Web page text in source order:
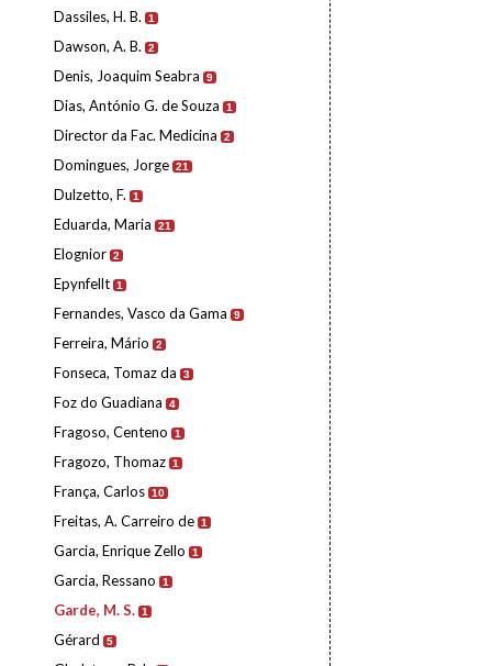
Dassiles, H. B. 1
Dawson, A. B. 2
Denis, Joaquim Seabra 9
Dias, António G. de Souza 1
Director da Fac. Medicina 2
Domingues, Jorge 21
Dulzetto, F. 1
Eduarda, Maria 21
Elognior 2
Epynfellt 1
Fernandes, Vasco da Gama 9
Ferreira, Mário 2
Fonseca, Tomaz da 3
Foz do Guadiana 4
Fragoso, Centeno 1
Fragozo, Thomaz 1
França, Carlos 10
Freitas, A. Carreiro de 1
Garcia, Enrique Zello 1
Garcia, Ressano 1
Garde, M. S. 1
Gérard 5